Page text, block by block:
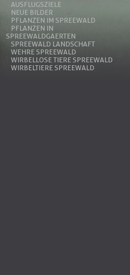
AUSFLUGSZIELE
NEUE BILDER
PFLANZEN IM SPREEWALD
PFLANZEN IN
SPREEWALDGAERTEN
SPREEWALD LANDSCHAFT
WEHRE SPREEWALD
WIRBELLOSE TIERE SPREEWALD
WIRBELTIERE SPREEWALD